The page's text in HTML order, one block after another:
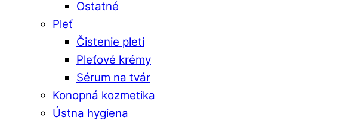
Ostatné
Pleť
Čistenie pleti
Pleťové krémy
Sérum na tvár
Konopná kozmetika
Ústna hygiena